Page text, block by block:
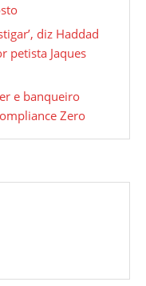
diz Haddad
petista Jaques
e banqueiro
Zero